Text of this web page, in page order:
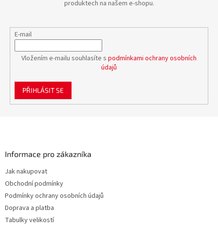
produktech na našem e-shopu.
E-mail
Vložením e-mailu souhlasíte s podmínkami ochrany osobních
údajů
PŘIHLÁSIT SE
Informace pro zákazníka
Jak nakupovat
Obchodní podmínky
Podmínky ochrany osobních údajů
Doprava a platba
Tabulky velikostí